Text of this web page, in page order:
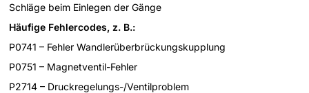
Schläge beim Einlegen der Gänge
Häufige Fehlercodes, z. B.:
P0741 – Fehler Wandlerüberbrückungskupplung
P0751 – Magnetventil-Fehler
P2714 – Druckregelungs-/Ventilproblem